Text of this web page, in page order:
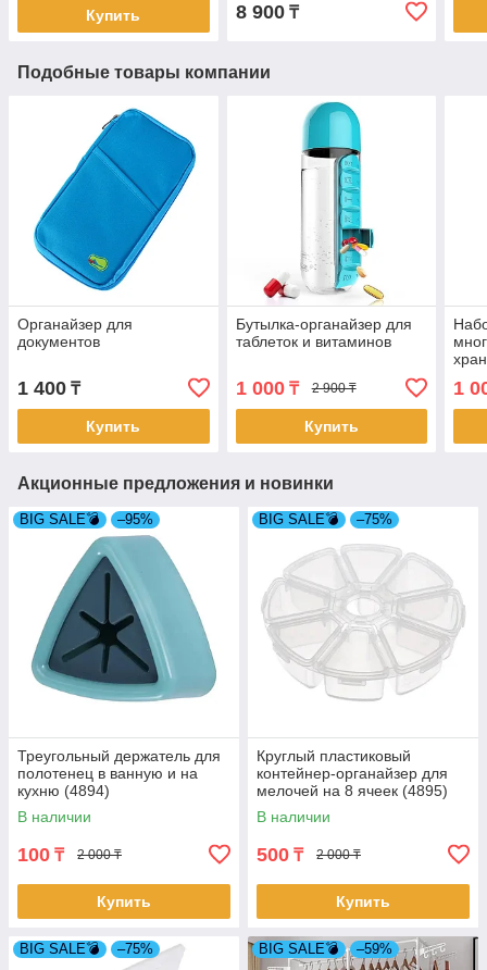
Купить 8 900₸
Подобные товары компании
Органайзер для
документов
1 400 ₸
Купить
Бутылка-органайзер для
таблеток и витаминов
1 000₸ 2 900 ₸
Купить
1
Акционные предложения и новинки
BIG SALE💣 –95%
Треугольный держатель для
полотенец в ванную и на
кухню (4894)
В наличии
100 ₸ 2 000 ₸
Купить
BIG SALE💣 –75%
Круглый пластиковый
контейнер-органайзер для
мелочей на 8 ячеек (4895)
В наличии
500 ₸ 2 000 ₸
Купить
BIG SALE💣 –75% BIG SALE💣 –59%